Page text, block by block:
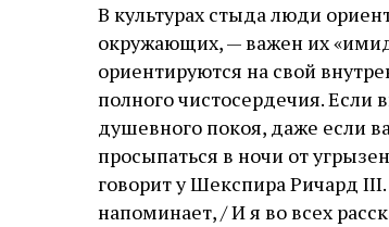
В культурах стыда люди
окружающих, — важен их
ориентируются на свой
полного чистосердечия. Если
душевного покоя, даже если
просыпаться в ночи от
говорит у Шекспира Ричард
напоминает, / И я во всех